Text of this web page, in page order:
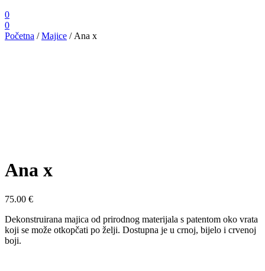
0
0
Početna /Majice / Ana x
Ana x
75.00 €
Dekonstruirana majica od prirodnog materijala s patentom oko vrata
koji se može otkopčati po želji. Dostupna je u crnoj, bijelo i crvenoj
boji.